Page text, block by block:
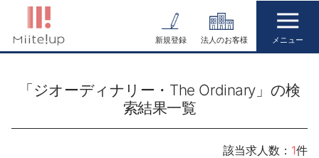
テ
新規登録 法人のお客様
「ジオーディナリー・The Ordinary」の検
索結果一覧
該当求人数： 1件